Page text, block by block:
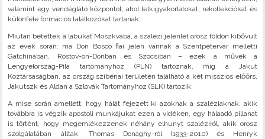
valamint egy vendéglátó központot, ahol lelkigyakorlatokat, rekollekciókat és
különféle formációs találkozókat tartanak.
Miután betették a lábukat Moszkvába, a szalézi jelenlét orosz földön kibővült
az évek során: ma Don Bosco fiai jelen vannak a Szentpétervár melletti
Gatchinában, Rostov-on-Donban és Szocsiban – ezek a művek a
Lengyelország-PiÍa tartományhoz (PLN) tartoznak, míg a Jakut
Köztársaságban, az ország szibériai területén található a két missziós előőrs,
Jakutszk és Aldan a Szlovák Tartományhoz (SLK) tartozik.
A mise során amellett, hogy hálát fejezett ki azoknak a szaléziaknak, akik
továbbra is végzik apostoli munkájukat ezen a vidéken, egy hálaadó pillanat
is történt, hogy megemlékezzenek néhány elhunyt szaléziról, akik orosz
szolgálatában álltak: Thomas Donaghy-ról (1933-2010) és Henryk